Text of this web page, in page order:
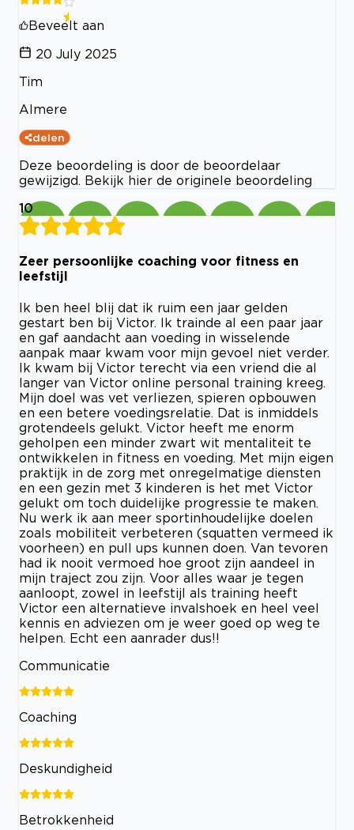
Beveelt aan
20 July 2025
Tim
Almere
delen
Deze beoordeling is door de beoordelaar
gewijzigd. Bekijk hier de originele beoordeling
10
Zeer persoonlijke coaching voor fitness en
leefstijl
Ik ben heel blij dat ik ruim een jaar gelden
gestart ben bij Victor. Ik trainde al een paar jaar
en gaf aandacht aan voeding in wisselende
aanpak maar kwam voor mijn gevoel niet verder.
Ik kwam bij Victor terecht via een vriend die al
langer van Victor online personal training kreeg.
Mijn doel was vet verliezen, spieren opbouwen
en een betere voedingsrelatie. Dat is inmiddels
grotendeels gelukt. Victor heeft me enorm
geholpen een minder zwart wit mentaliteit te
ontwikkelen in fitness en voeding. Met mijn eigen
praktijk in de zorg met onregelmatige diensten
en een gezin met 3 kinderen is het met Victor
gelukt om toch duidelijke progressie te maken.
Nu werk ik aan meer sportinhoudelijke doelen
zoals mobiliteit verbeteren (squatten vermeed ik
voorheen) en pull ups kunnen doen. Van tevoren
had ik nooit vermoed hoe groot zijn aandeel in
mijn traject zou zijn. Voor alles waar je tegen
aanloopt, zowel in leefstijl als training heeft
Victor een alternatieve invalshoek en heel veel
kennis en adviezen om je weer goed op weg te
helpen. Echt een aanrader dus!!
Communicatie
Coaching
Deskundigheid
Betrokkenheid